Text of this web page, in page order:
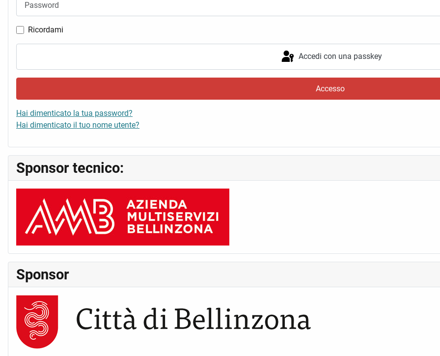
Ricordami
Accedi con una passkey
Accesso
Hai dimenticato la tua password?
Hai dimenticato il tuo nome utente?
Sponsor tecnico:
Sponsor